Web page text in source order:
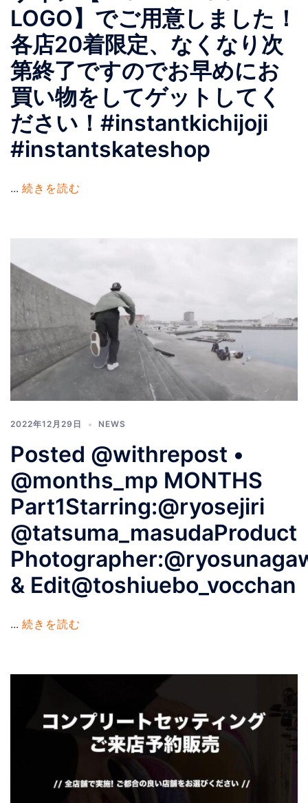
LOGO】でご用意しました！
各店20着限定、なくなり次
第終了ですのでお早めにお
買い物をしてゲットしてく
ださい！#instantkichijoji
#instantskateshop
... 続きを読む
2022年12月29日 NEWS
️‍️‍️‍Posted @withrepost •
@months_mp MONTHS
Part1Starring:@ryosejiri
@tatsuma_masudaProduct
& Edit@toshiuebo_vocchan
... 続きを読む